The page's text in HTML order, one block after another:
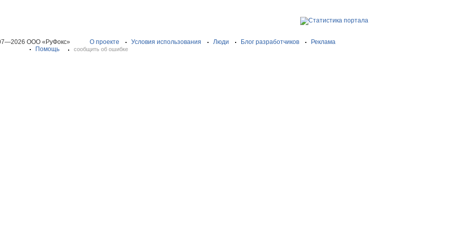
ООО «РуФокс» О проекте Условия использования Люди Блог разработчиков
Реклама
Помощь
сообщить об ошибке